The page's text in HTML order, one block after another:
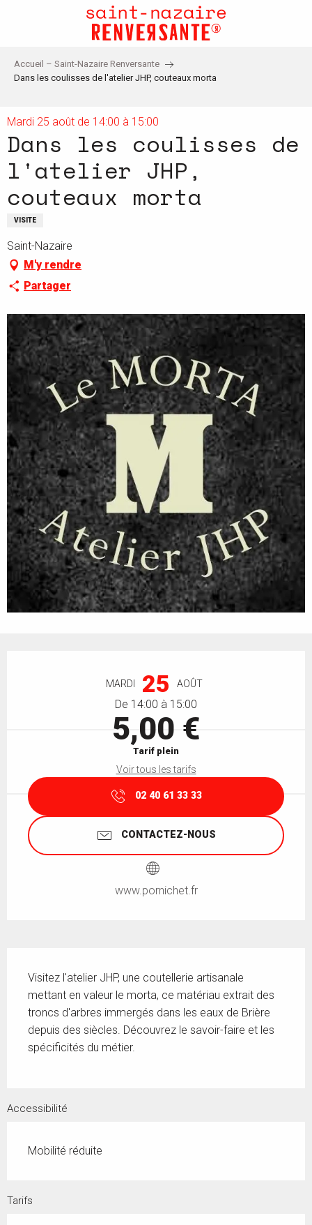
principal
Accueil – Saint-Nazaire Renversante
Dans les coulisses de l'atelier JHP, couteaux morta
Mardi 25 août de 14:00 à 15:00
Dans les coulisses de
l'atelier JHP,
couteaux morta
VISITE
Saint-Nazaire
M'y rendre
Partager
MARDI 25 AOÛT
De 14:00 à 15:00
5,00 €
Tarif plein
Voir tous les tarifs
02 40 61 33 33
CONTACTEZ-NOUS
www.pornichet.fr
Visitez l'atelier JHP, une coutellerie artisanale
mettant en valeur le morta, ce matériau extrait des
troncs d'arbres immergés dans les eaux de Brière
depuis des siècles. Découvrez le savoir-faire et les
spécificités du métier.
Accessibilité
Mobilité réduite
Tarifs